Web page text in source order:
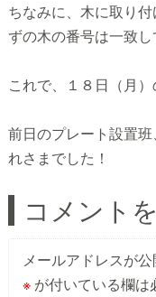
ちなみに、木に取り
ずの木の番号は一致し
これで、１８日（月
前日のプレート設置
れさまでした！
コメント
メールアドレスが公
※が付いている欄は